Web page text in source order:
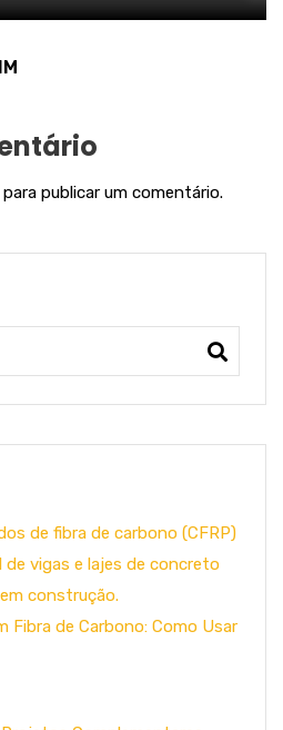
para publicar um comentário.
Fibra de Carbono: Como Usar